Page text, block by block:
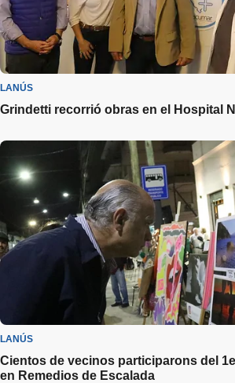
LANÚS
Grindetti recorrió obras en el Hospital
LANÚS
Cientos de vecinos participarons del
en Remedios de Escalada